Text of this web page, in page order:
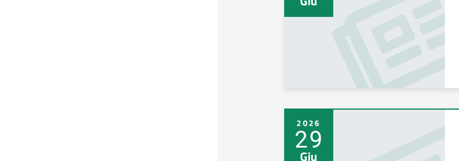
2026
29
Giu